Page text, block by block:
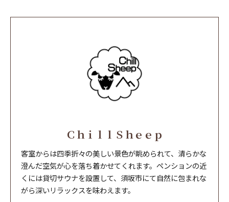
ＣｈｉｌｌＳｈｅｅｐ
客室からは四季折々の美しい景色が眺められて、清らかな
澄んだ空気が心を落ち着かせてくれます。ペンションの近
くには貸切サウナを設置して、須坂市にて自然に包まれな
がら深いリラックスを味わえます。